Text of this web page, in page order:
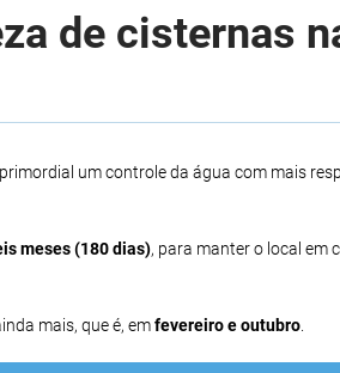
de cisternas
um controle da água com mais
meses (180 dias), para manter o local em
mais, que é, emfevereiro e outubro